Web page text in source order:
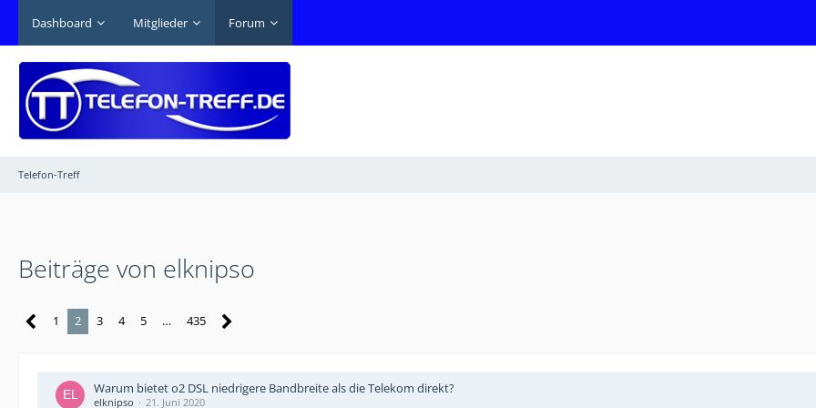
Dashboard Mitglieder Forum
Telefon-Treff
Beiträge von elknipso
1 2 3 4 5 … 435
Warum bietet o2 DSL niedrigere Bandbreite als die Telekom direkt?
elknipso 21. Juni 2020